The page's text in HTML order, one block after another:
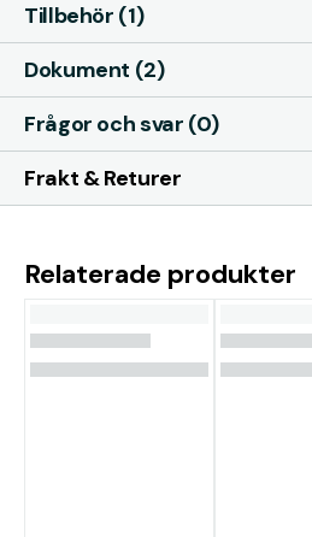
Tillbehör (1)
Dokument (2)
Frågor och svar (0)
Frakt & Returer
Relaterade produkter